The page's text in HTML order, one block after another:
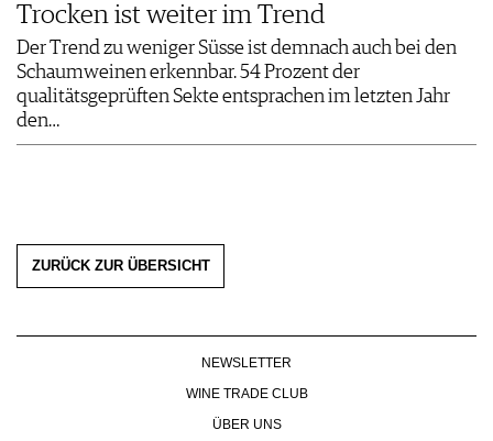
Trocken ist weiter im Trend
Der Trend zu weniger Süsse ist demnach auch bei den
Schaumweinen erkennbar. 54 Prozent der
qualitätsgeprüften Sekte entsprachen im letzten Jahr
den…
ZURÜCK ZUR ÜBERSICHT
NEWSLETTER
WINE TRADE CLUB
ÜBER UNS